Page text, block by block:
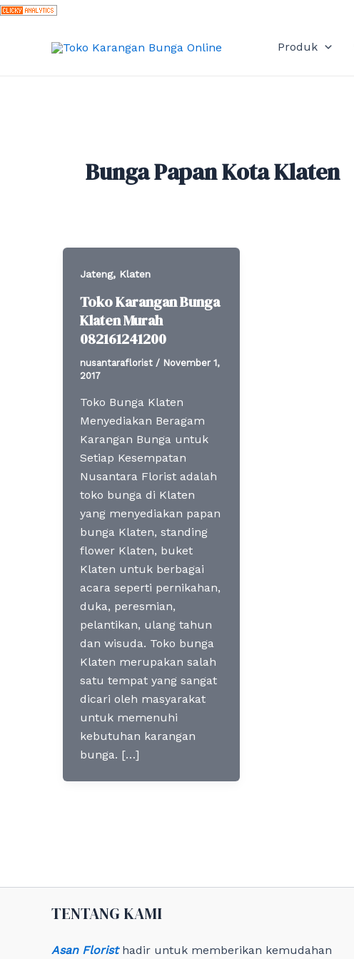
Skip
content
Produk
Bunga Papan Kota Klaten
Jateng, Klaten
Toko Karangan Bunga
Klaten Murah
082161241200
nusantaraflorist / November 1,
2017
Toko Bunga Klaten
Menyediakan Beragam
Karangan Bunga untuk
Setiap Kesempatan
Nusantara Florist adalah
toko bunga di Klaten
yang menyediakan papan
bunga Klaten, standing
flower Klaten, buket
Klaten untuk berbagai
acara seperti pernikahan,
duka, peresmian,
pelantikan, ulang tahun
dan wisuda. Toko bunga
Klaten merupakan salah
satu tempat yang sangat
dicari oleh masyarakat
untuk memenuhi
kebutuhan karangan
bunga. […]
TENTANG KAMI
Asan Floristhadir untuk memberikan kemudahan